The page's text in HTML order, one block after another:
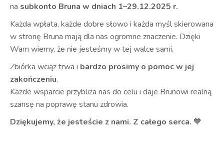
na subkonto Bruna w dniach 1–29.12.2025 r.
Każda wpłata, każde dobre słowo i każda myśl skierowana
w stronę Bruna mają dla nas ogromne znaczenie. Dzięki
Wam wiemy, że nie jesteśmy w tej walce sami.
Zbiórka wciąż trwa i bardzo prosimy o pomoc w jej
zakończeniu.
Każde wsparcie przybliża nas do celu i daje Brunowi realną
szansę na poprawę stanu zdrowia.
Dziękujemy, że jesteście z nami. Z całego serca. 💙